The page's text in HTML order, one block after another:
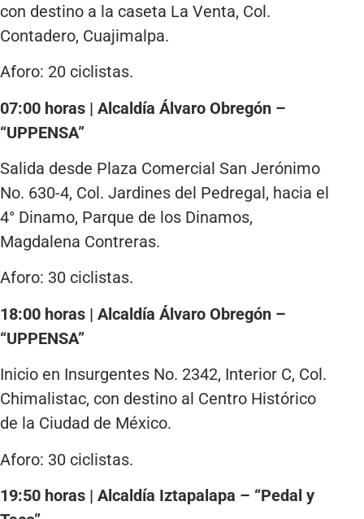
con destino a la caseta La Venta, Col.
Contadero, Cuajimalpa.
Aforo: 20 ciclistas.
07:00 horas | Alcaldía Álvaro Obregón –
“UPPENSA”
Salida desde Plaza Comercial San Jerónimo
No. 630-4, Col. Jardines del Pedregal, hacia el
4° Dinamo, Parque de los Dinamos,
Magdalena Contreras.
Aforo: 30 ciclistas.
18:00 horas | Alcaldía Álvaro Obregón –
“UPPENSA”
Inicio en Insurgentes No. 2342, Interior C, Col.
Chimalistac, con destino al Centro Histórico
de la Ciudad de México.
Aforo: 30 ciclistas.
19:50 horas | Alcaldía Iztapalapa – “Pedal y